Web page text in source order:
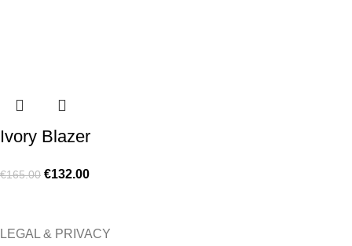
Ivory Blazer
€165.00 €132.00
LEGAL & PRIVACY